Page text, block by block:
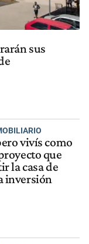
sus
vivís como
que
la casa de
inversión